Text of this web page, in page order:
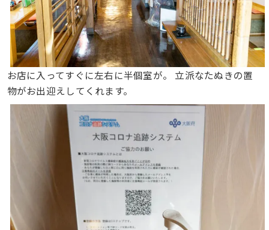
お店に入ってすぐに左右に半個室が。 立派なたぬきの置
物がお出迎えしてくれます。